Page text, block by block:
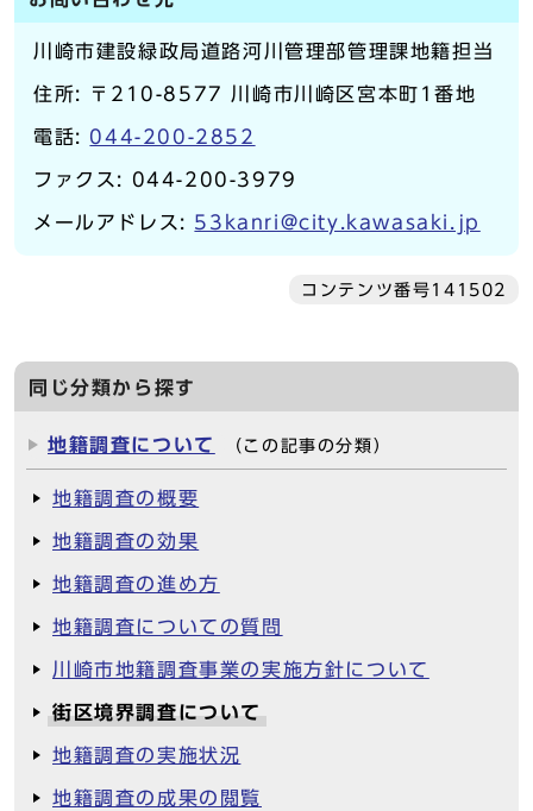
川崎市建設緑政局道路河川管理部管理課地籍担当
住所: 〒210-8577 川崎市川崎区宮本町1番地
電話: 044-200-2852
ファクス: 044-200-3979
メールアドレス: 53kanri@city.kawasaki.jp
コンテンツ番号141502
同じ分類から探す
地籍調査について （この記事の分類）
地籍調査の概要
地籍調査の効果
地籍調査の進め方
地籍調査についての質問
川崎市地籍調査事業の実施方針について
街区境界調査について
地籍調査の実施状況
地籍調査の成果の閲覧